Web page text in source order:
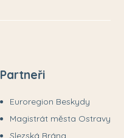
Partneři
Euroregion Beskydy
Magistrát města Ostravy
Slezská Brána